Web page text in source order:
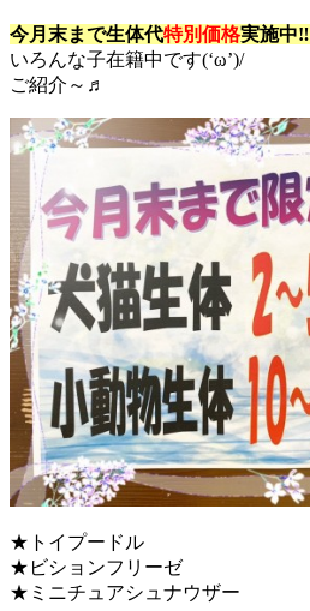
今月末まで生体代特別価格実施中‼
いろんな子在籍中です(‘ω’)/
ご紹介～♬
★トイプードル
★ビションフリーゼ
★ミニチュアシュナウザー